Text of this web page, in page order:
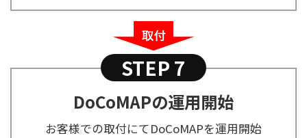
STEP 7
DoCoMAPの運用開始
お客様での取付にてDoCoMAPを運用開始